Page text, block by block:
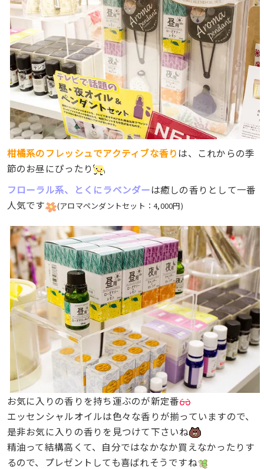
柑橘系のフレッシュでアクティブな香りは、これからの季
節のお昼にぴったり
フローラル系、とくにラベンダーは癒しの香りとして一番
人気です
(アロマペンダントセット：4,000円)
お気に入りの香りを持ち運ぶのが新定番
エッセンシャルオイルは色々な香りが揃っていますので、
是非お気に入りの香りを見つけて下さいね
精油って結構高くて、自分ではなかなか買えなかったりす
るので、プレゼントしても喜ばれそうですね